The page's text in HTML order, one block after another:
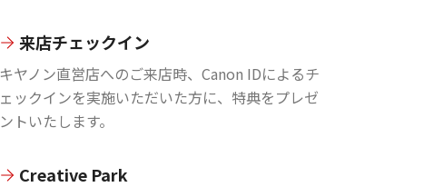
来店チェックイン
キヤノン直営店へのご来店時、Canon IDによるチ
ェックインを実施いただいた方に、特典をプレゼ
ントいたします。
Creative Park